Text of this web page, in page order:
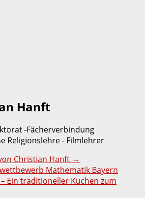
Hanft
-Fächerverbindung
Religionslehre - Filmlehrer
Christian Hanft →
Mathematik Bayern
Ein traditioneller Kuchen zum